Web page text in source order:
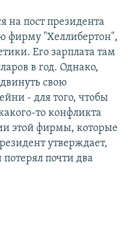
на пост президента
фирму "Хеллибертон",
Его зарплата там
в год. Однако,
свою
- для того, чтобы
то конфликта
этой фирмы, которые
утверждает,
почти два